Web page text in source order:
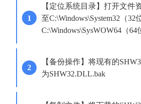
【定位系统目录】打开文件
至C:\Windows\System32（32
C:\Windows\SysWOW64（64
【备份操作】将现有的
为SHW32.DLL.bak